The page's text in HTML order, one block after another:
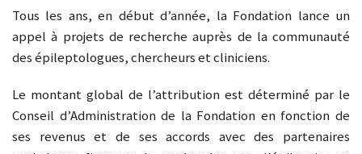
Tous les ans, en début d’année, la Fondation lance un
appel à projets de recherche auprès de la communauté
des épileptologues, chercheurs et cliniciens.
Le montant global de l’attribution est déterminé par le
Conseil d’Administration de la Fondation en fonction de
ses revenus et de ses accords avec des partenaires